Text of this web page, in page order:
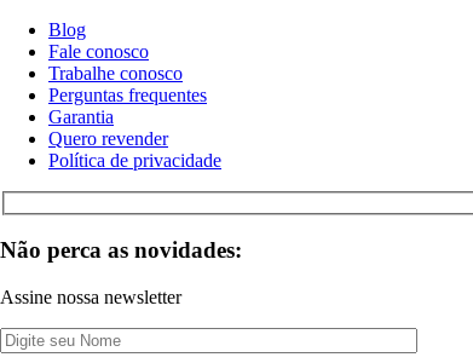
Blog
Fale conosco
Trabalhe conosco
Perguntas frequentes
Garantia
Quero revender
Política de privacidade
Não perca as novidades:
Assine nossa newsletter